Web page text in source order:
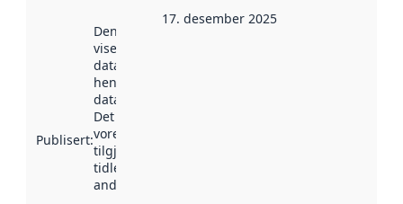
Publisert:
Denne datoen
viser når
datasettet vart
henta inn av
data.norge.no.
Det kan ha
vore
tilgjengeleg
tidlegare
andre stader.
17. desember 2025